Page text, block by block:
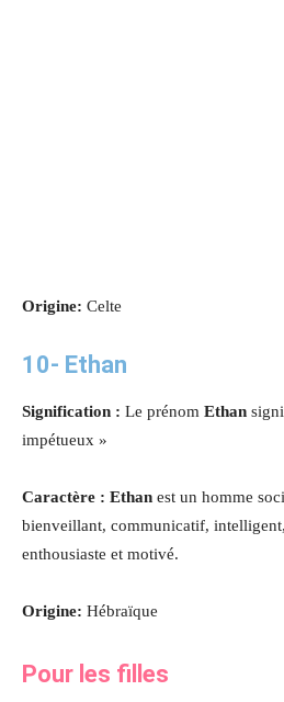
Origine: Celte
10- Ethan
Signification : Le prénom Ethan
impétueux »
Caractère : Ethan est un homme
bienveillant, communicatif,
enthousiaste et motivé.
Origine: Hébraïque
Pour les filles